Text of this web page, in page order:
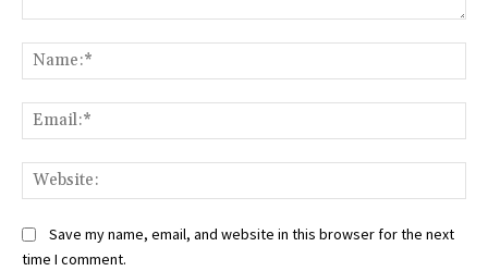
Save my name, email, and website in this browser for the next
time I comment.